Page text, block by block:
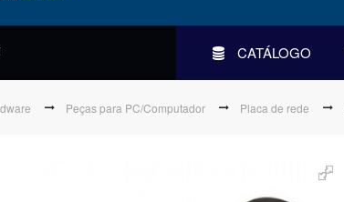
CATÁLOGO
Peças para PC/Computador Placa de rede